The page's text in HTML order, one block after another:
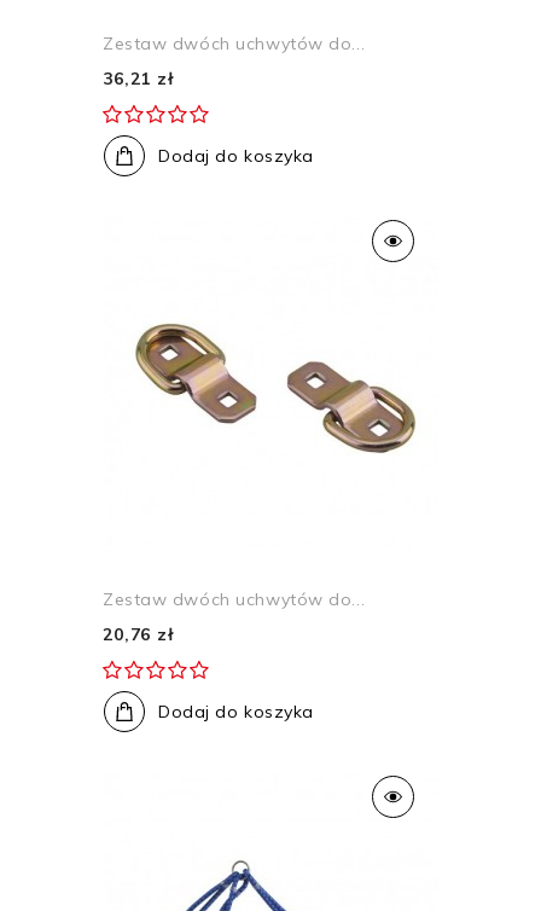
Zestaw dwóch uchwytów do...
36,21 zł
Dodaj do koszyka
Zestaw dwóch uchwytów do...
20,76 zł
Dodaj do koszyka